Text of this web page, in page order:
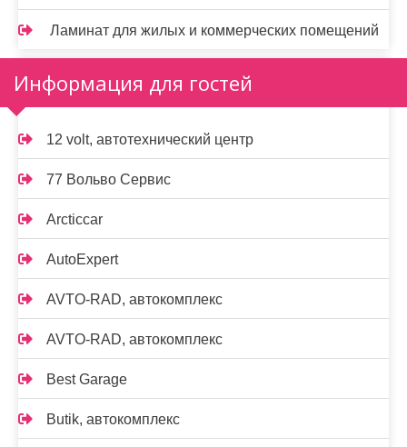
Ламинат для жилых и коммерческих помещений
Информация для гостей
12 volt, автотехнический центр
77 Вольво Сервис
Arcticcar
AutoExpert
AVTO-RAD, автокомплекс
AVTO-RAD, автокомплекс
Best Garage
Butik, автокомплекс